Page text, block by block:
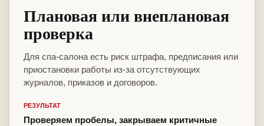
Плановая или внеплановая
проверка
Для спа-салона есть риск штрафа, предписания или
приостановки работы из-за отсутствующих
журналов, приказов и договоров.
РЕЗУЛЬТАТ
Проверяем пробелы, закрываем критичные